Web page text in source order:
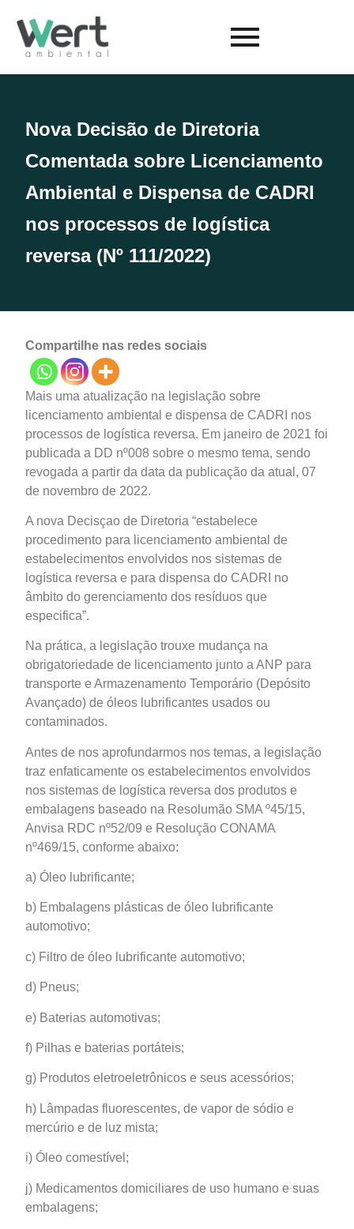
Nova Decisão de Diretoria
Comentada sobre Licenciamento
Ambiental e Dispensa de CADRI
nos processos de logística
reversa (Nº 111/2022)
Compartilhe nas redes sociais
Mais uma atualização na legislação sobre
licenciamento ambiental e dispensa de CADRI nos
processos de logística reversa. Em janeiro de 2021 foi
publicada a DD nº008 sobre o mesmo tema, sendo
revogada a partir da data da publicação da atual, 07
de novembro de 2022.
A nova Decisçao de Diretoria “estabelece
procedimento para licenciamento ambiental de
estabelecimentos envolvidos nos sistemas de
logística reversa e para dispensa do CADRI no
âmbito do gerenciamento dos resíduos que
especifica”.
Na prática, a legislação trouxe mudança na
obrigatoriedade de licenciamento junto a ANP para
transporte e Armazenamento Temporário (Depósito
Avançado) de óleos lubrificantes usados ou
contaminados.
Antes de nos aprofundarmos nos temas, a legislação
traz enfaticamente os estabelecimentos envolvidos
nos sistemas de logística reversa dos produtos e
embalagens baseado na Resolumão SMA º45/15,
Anvisa RDC nº52/09 e Resolução CONAMA
nº469/15, conforme abaixo:
a) Óleo lubrificante;
b) Embalagens plásticas de óleo lubrificante
automotivo;
c) Filtro de óleo lubrificante automotivo;
d) Pneus;
e) Baterias automotivas;
f) Pilhas e baterias portáteis;
g) Produtos eletroeletrônicos e seus acessórios;
h) Lâmpadas fluorescentes, de vapor de sódio e
mercúrio e de luz mista;
i) Óleo comestível;
j) Medicamentos domiciliares de uso humano e suas
embalagens;